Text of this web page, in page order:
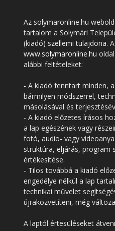
Az solymaronline.hu
tartalom a Solymári
(kiadó) szellemi tulajdona.
www.solymaronline.hu
alábbi feltételeket:
- A kiadó fenntart minden,
bármilyen módszerrel,
másolásával és
- A kiadó előzetes írásos
a lap egészének vagy
fotó, audio- vagy
struktúra, eljárás, program
értékesítése.
- Tilos továbbá a kiadó
engedélye nélkül a lap
technikai művelet
újraközvetíteni, még
A laptól értesüléseket